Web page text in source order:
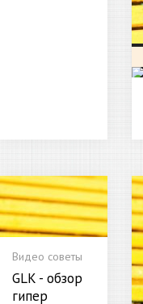
Видео советы
GLK - обзор
гипер